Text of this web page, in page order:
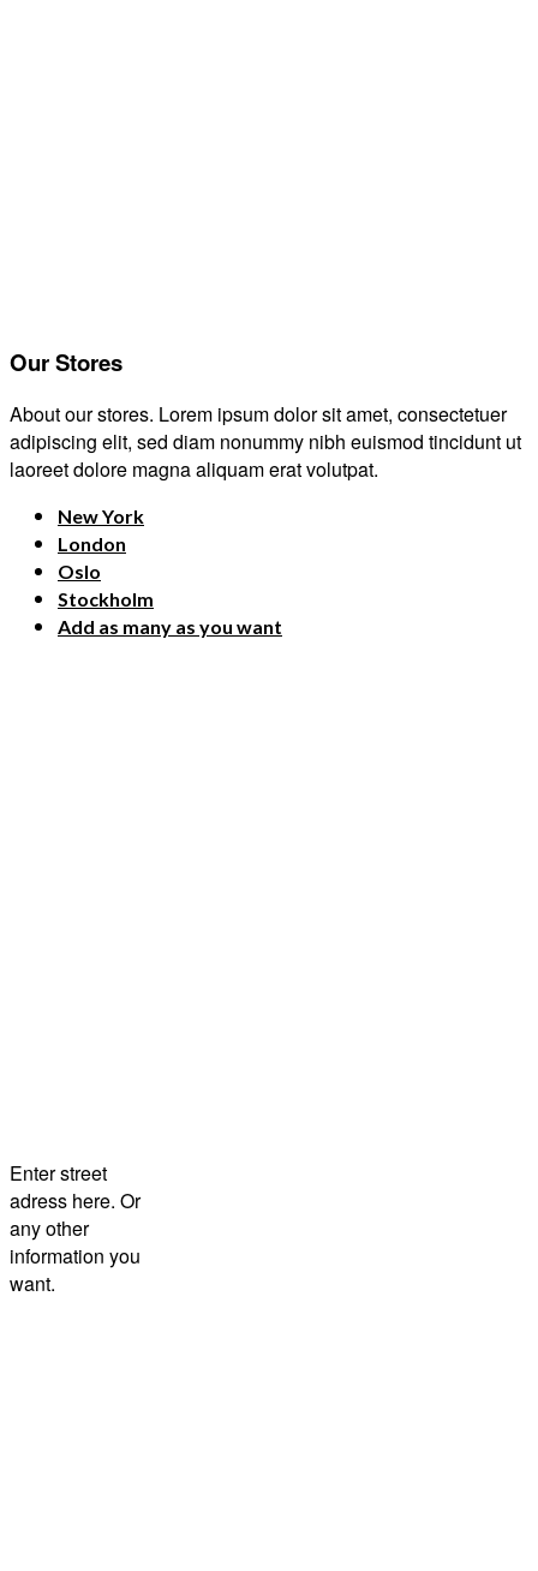
Our Stores
About our stores. Lorem ipsum dolor sit amet, consectetuer
adipiscing elit, sed diam nonummy nibh euismod tincidunt ut
laoreet dolore magna aliquam erat volutpat.
New York
London
Oslo
Stockholm
Add as many as you want
Enter street
adress here. Or
any other
information you
want.